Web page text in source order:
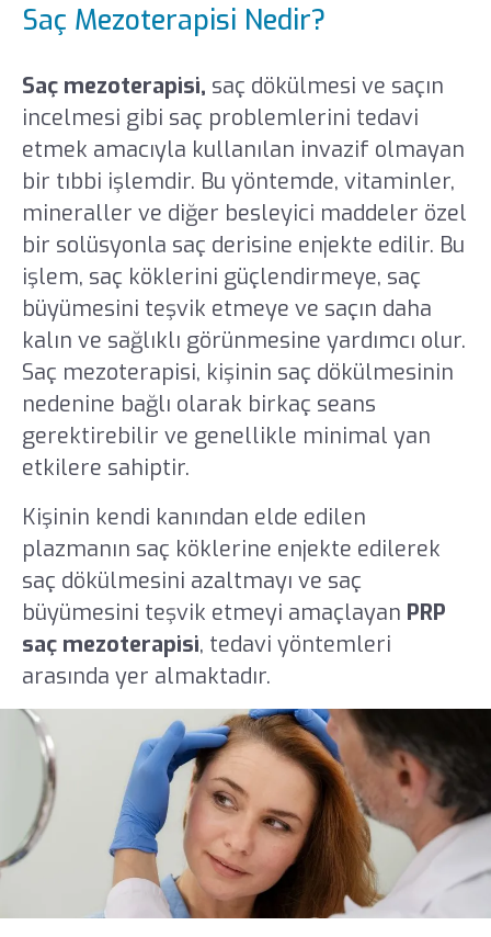
Saç Mezoterapisi Nedir?
Saç mezoterapisi, saç dökülmesi ve saçın
incelmesi gibi saç problemlerini tedavi
etmek amacıyla kullanılan invazif olmayan
bir tıbbi işlemdir. Bu yöntemde, vitaminler,
mineraller ve diğer besleyici maddeler özel
bir solüsyonla saç derisine enjekte edilir. Bu
işlem, saç köklerini güçlendirmeye, saç
büyümesini teşvik etmeye ve saçın daha
kalın ve sağlıklı görünmesine yardımcı olur.
Saç mezoterapisi, kişinin saç dökülmesinin
nedenine bağlı olarak birkaç seans
gerektirebilir ve genellikle minimal yan
etkilere sahiptir.
Kişinin kendi kanından elde edilen
plazmanın saç köklerine enjekte edilerek
saç dökülmesini azaltmayı ve saç
büyümesini teşvik etmeyi amaçlayan PRP
saç mezoterapisi, tedavi yöntemleri
arasında yer almaktadır.